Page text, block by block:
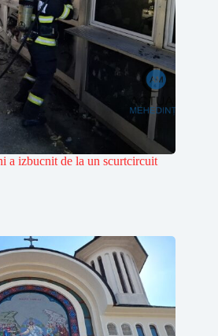
a izbucnit de la un scurtcircuit